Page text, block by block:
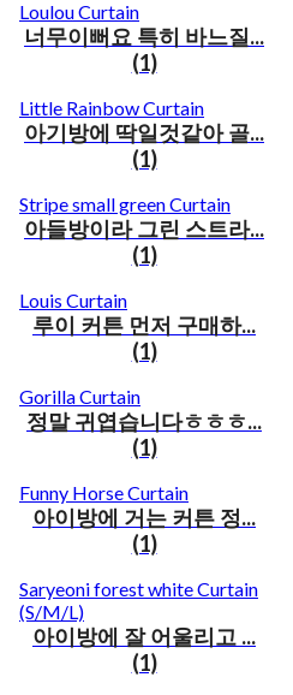
Loulou Curtain
너무이뻐요 특히 바느질...
(1)
Little Rainbow Curtain
아기방에 딱일것같아 골...
(1)
Stripe small green Curtain
아들방이라 그린 스트라...
(1)
Louis Curtain
루이 커튼 먼저 구매하...
(1)
Gorilla Curtain
정말 귀엽습니다ㅎㅎㅎ...
(1)
Funny Horse Curtain
아이방에 거는 커튼 정...
(1)
Saryeoni forest white Curtain
(S/M/L)
아이방에 잘 어울리고 ...
(1)